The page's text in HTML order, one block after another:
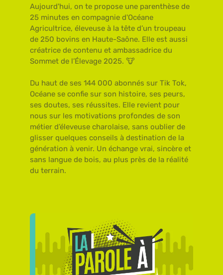
Aujourd'hui, on te propose une parenthèse de
25 minutes en compagnie d'Océane
Agricultrice, éleveuse à la tête d’un troupeau
de 250 bovins en Haute-Saône. Elle est aussi
créatrice de contenu et ambassadrice du
Sommet de l’Élevage 2025. 🐮
Du haut de ses 144 000 abonnés sur Tik Tok,
Océane se confie sur son histoire, ses peurs,
ses doutes, ses réussites. Elle revient pour
nous sur les motivations profondes de son
métier d’éleveuse charolaise, sans oublier de
glisser quelques conseils à destination de la
génération à venir. Un échange vrai, sincère et
sans langue de bois, au plus près de la réalité
du terrain.